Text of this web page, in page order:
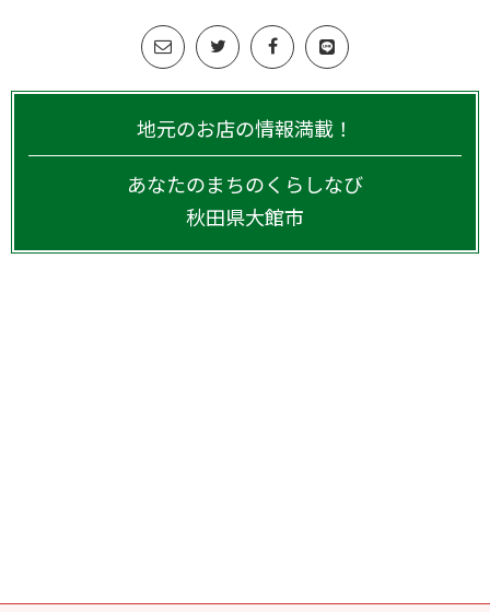
地元のお店の情報満載！
あなたのまちのくらしなび
秋田県大館市